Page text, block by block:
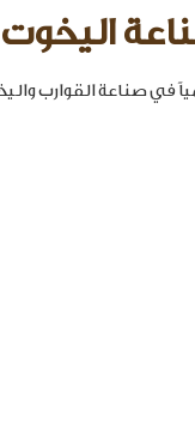
صناعة القوارب